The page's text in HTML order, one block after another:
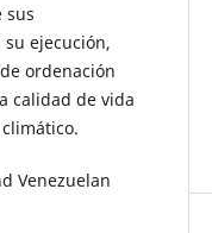
sus
ejecución,
ordenación
calidad de vida
Venezuelan